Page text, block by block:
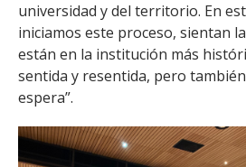
universidad y del territorio. En
iniciamos este proceso, sientan
están en la institución más
sentida y resentida, pero
espera”.